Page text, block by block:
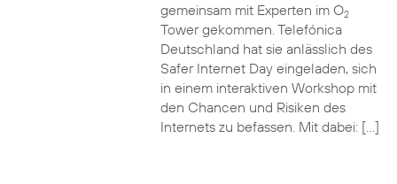
gemeinsam mit Experten im O2
Tower gekommen. Telefónica
Deutschland hat sie anlässlich des
Safer Internet Day eingeladen, sich
in einem interaktiven Workshop mit
den Chancen und Risiken des
Internets zu befassen. Mit dabei: […]